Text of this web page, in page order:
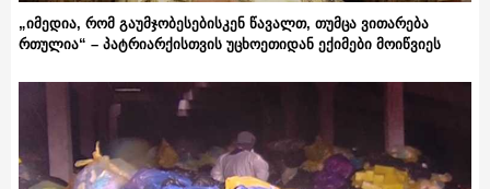
„იმედია, რომ გაუმჯობესებისკენ წავალთ, თუმცა ვითარება
რთულია“ – პატრიარქისთვის უცხოეთიდან ექიმები მოიწვიეს